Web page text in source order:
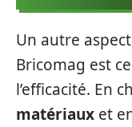
Un autre
Bricomag est
l’efficacité. En
matériaux et